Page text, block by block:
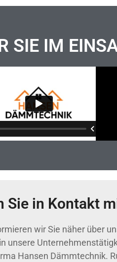
SIE IM
Sie in Kontakt
wir Sie näher über
unsere
Hansen Dämmtechnik.